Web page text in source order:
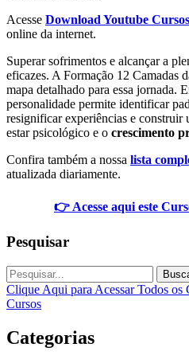
Acesse Download Youtube Cursos
online da internet.
Superar sofrimentos e alcançar a
eficazes. A Formação 12 Camadas
mapa detalhado para essa jornada.
personalidade permite identificar
resignificar experiências e construir
estar psicológico e o crescimento
Confira também a nossa lista
atualizada diariamente.
👉 Acesse aqui este
Pesquisar
Clique Aqui para Acessar Todos os
Cursos
Categorias